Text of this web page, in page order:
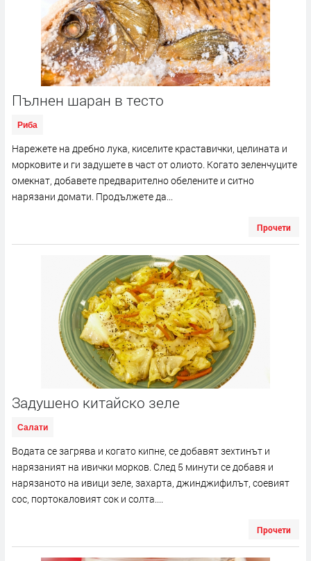
Пълнен шаран в тесто
Риба
Нарежете на дребно лука, киселите краставички, целината и
морковите и ги задушете в част от олиото. Когато зеленчуците
омекнат, добавете предварително обелените и ситно
нарязани домати. Продължете да...
Прочети
Задушено китайско зеле
Салати
Водата се загрява и когато кипне, се добавят зехтинът и
нарязаният на ивички морков. След 5 минути се добавя и
нарязаното на ивици зеле, захарта, джинджифилът, соевият
сос, портокаловият сок и солта....
Прочети